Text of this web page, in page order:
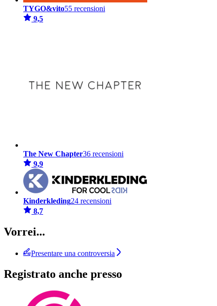
TYGO&vito55 recensioni
9,5
The New Chapter36 recensioni
9,9
Kinderkleding24 recensioni
8,7
Vorrei...
Presentare una controversia
Registrato anche presso